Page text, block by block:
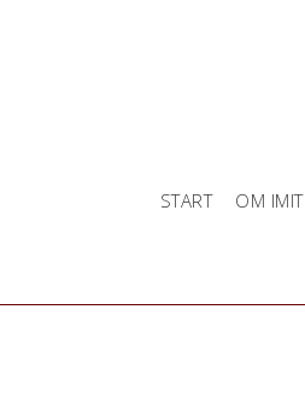
START OM IMIT